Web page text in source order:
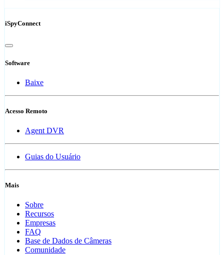
iSpyConnect
Software
Baixe
Acesso Remoto
Agent DVR
Guias do Usuário
Mais
Sobre
Recursos
Empresas
FAQ
Base de Dados de Câmeras
Comunidade